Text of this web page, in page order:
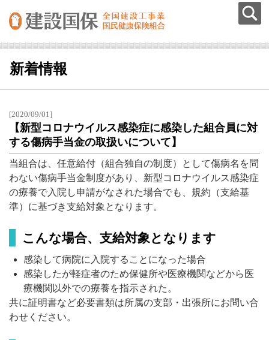
新着情報
[2020/09/01]
【新型コロナウイルス感染症に感染した組合員に対
する傷病手当金の取扱いについて】
当組合は、任意給付（組合独自の制度）として傷病名を問
わない傷病手当金制度があり、新型コロナウイルス感染症
の療養で入院し申請がなされた場合でも、規約（支給基
準）に基づき支給対象となります。
こんな場合、支給対象となります
感染して病院に入院することになった場合
感染したが軽症者のため保健所や医療機関などから医
療機関以外での療養を指示された。
共に証明書など必要書類は所属の支部・出張所にお問い合
わせください。